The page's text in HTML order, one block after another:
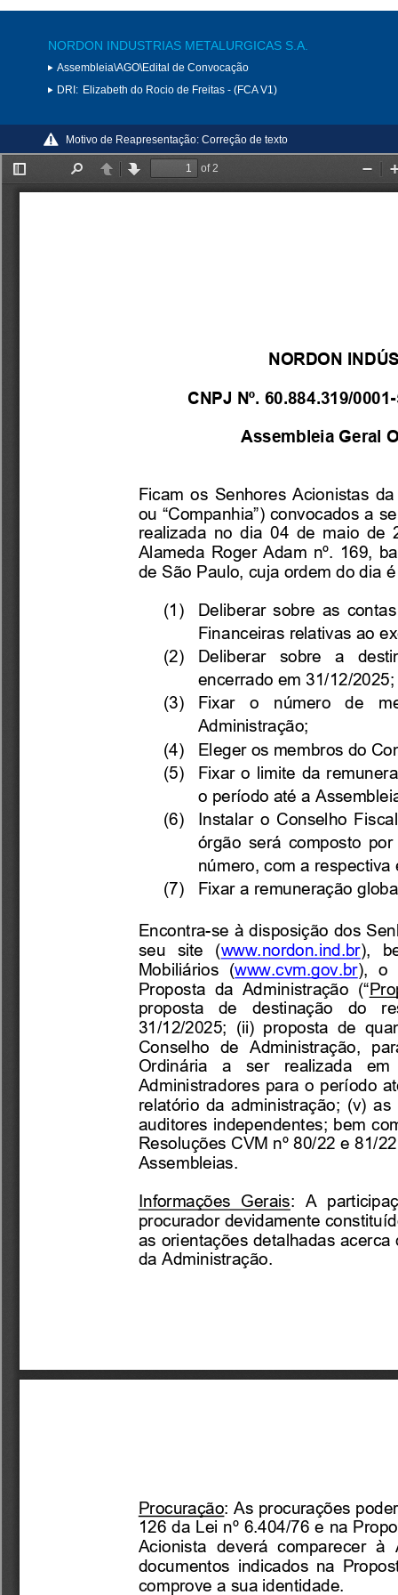
NORDON INDUSTRIAS METALURGICAS S.A.
Assembleia\AGO\Edital de Convocação
DRI: Elizabeth do Rocio de Freitas - (FCA V1)
Motivo de Reapresentação: Correção de texto